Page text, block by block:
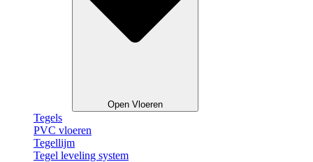
Open Vloeren
Tegels
PVC vloeren
Tegellijm
Tegel leveling system